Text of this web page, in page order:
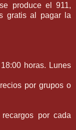
produce el 911,
gratis al pagar la
horas. Lunes
por grupos o
por cada